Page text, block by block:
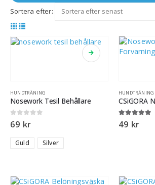
Sortera efter:
HUNDTRÄNING
Nosework Tesil Behållare
0out of 5
69 kr
Guld Silver
HUNDTRÄNING
5.00 out of 5
49 kr